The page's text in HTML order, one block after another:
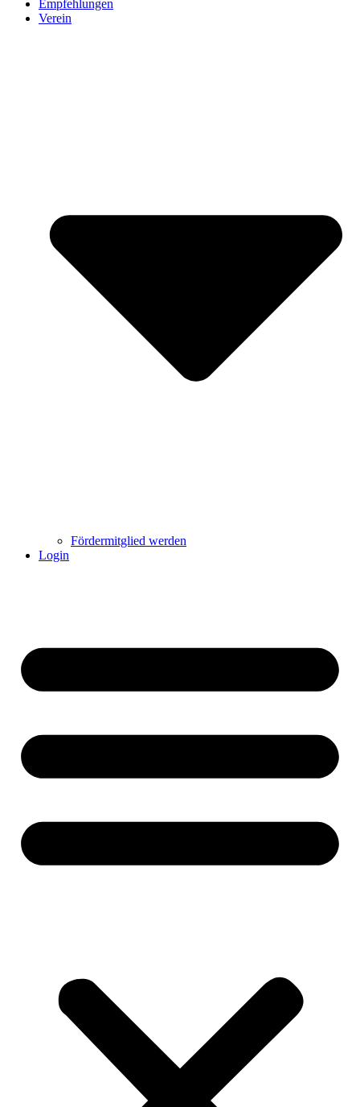
Empfehlungen
Verein
Fördermitglied werden
Login